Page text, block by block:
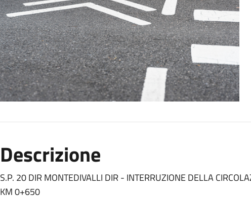
Descrizione
S.P. 20 DIR MONTEDIVALLI DIR - INTERRUZIONE DELLA
KM 0+650